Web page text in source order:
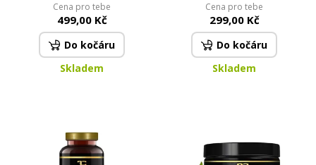
imunita & trávení | 120
kapslí
Cena pro tebe
499,00 Kč
Do kočáru
Skladem
Cena pro tebe
299,00 Kč
Do kočáru
Skladem